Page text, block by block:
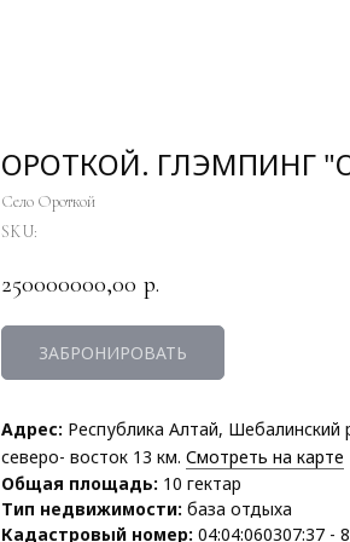
ОРОТКОЙ. ГЛЭМПИНГ
Село Ороткой
SKU:
250000000,00 р.
ЗАБРОНИРОВАТЬ
Адрес: Республика Алтай,
северо- восток 13 км. Смотреть на карте
Общая площадь: 10 гектар
Тип недвижимости: база отдыха
Кадастровый номер: 04:04:060307:37 -